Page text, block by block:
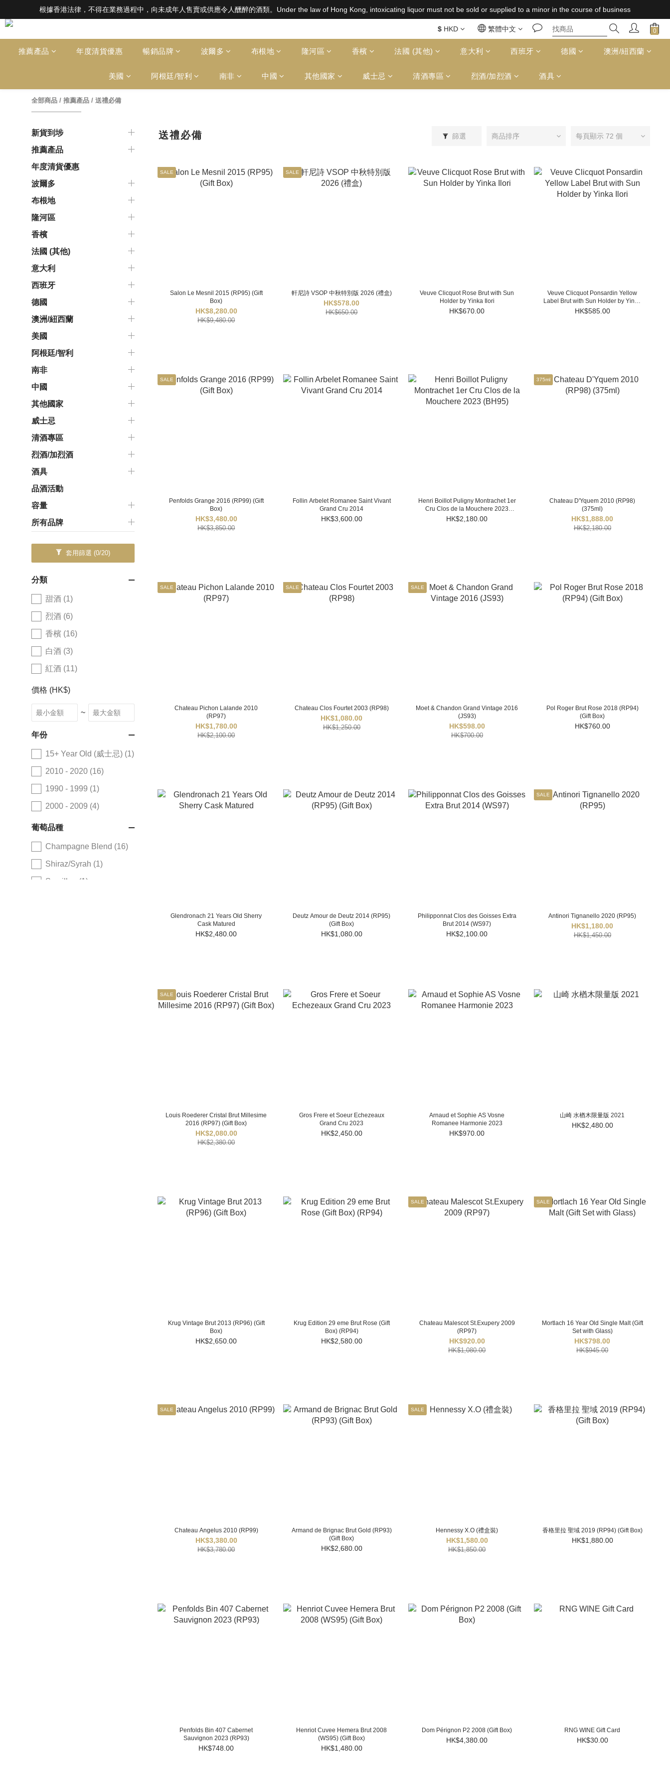
根據香港法律，不得在業務過程中，向未成年人售賣或供應令人醺醉的酒類。Under the law of Hong Kong, intoxicating liquor must not be sold or supplied to a minor in the course of business
根據香港法律，不得在業務過程中，向未成年人售賣或供應令人醺醉的酒類。Under the law of Hong Kong, intoxicating liquor must not be sold or supplied to a minor in the course of business
全店滿HK$1000 免運費（香港）； HK$2500 免運費（澳門）； SGD800 免運費（新加坡）；TWD20,000免運費（台灣）；157,000円免運費（日本）
根據香港法律，不得在業務過程中，向未成年人售賣或供應令人醺醉的酒類。Under the law of Hong Kong, intoxicating liquor must not be sold or supplied to a minor in the course of business
$ HKD 繁體中文
推薦產品 年度清貨優惠 暢銷品牌 波爾多 布根地 隆河區 香檳 法國 (其他) 意大利 西班牙 德國 澳洲/紐西蘭
美國 阿根廷/智利 南非 中國 其他國家 威士忌 清酒專區 烈酒/加烈酒 酒具
全部商品 / 推薦產品 / 送禮必備
新貨到埗
推薦產品
年度清貨優惠
波爾多
布根地
隆河區
香檳
法國 (其他)
意大利
西班牙
德國
澳洲/紐西蘭
美國
阿根廷/智利
南非
中國
其他國家
威士忌
清酒專區
烈酒/加烈酒
酒具
品酒活動
容量
所有品牌
套用篩選 (0/20)
分類
甜酒 (1)
烈酒 (6)
香檳 (16)
白酒 (3)
紅酒 (11)
價格 (HK$)
~
年份
15+ Year Old (威士忌) (1)
2010 - 2020 (16)
1990 - 1999 (1)
2000 - 2009 (4)
葡萄品種
Champagne Blend (16)
Shiraz/Syrah (1)
Semillon (1)
送禮必備 篩選 商品排序 每頁顯示 72 個
SALE
Salon Le Mesnil 2015 (RP95) (Gift
Box)
HK$8,280.00
HK$9,480.00
SALE
軒尼詩 VSOP 中秋特別版 2026 (禮盒)
HK$578.00
HK$650.00
Veuve Clicquot Rose Brut with Sun
Holder by Yinka Ilori
HK$670.00
Veuve Clicquot Ponsardin Yellow
Label Brut with Sun Holder by Yinka
Ilori
HK$585.00
SALE
Penfolds Grange 2016 (RP99) (Gift
Box)
HK$3,480.00
HK$3,850.00
Follin Arbelet Romanee Saint Vivant
Grand Cru 2014
HK$3,600.00
Henri Boillot Puligny Montrachet 1er
Cru Clos de la Mouchere 2023
(BH95)
HK$2,180.00
375ml
Chateau D'Yquem 2010 (RP98)
(375ml)
HK$1,888.00
HK$2,180.00
SALE
Chateau Pichon Lalande 2010
(RP97)
HK$1,780.00
HK$2,100.00
SALE
Chateau Clos Fourtet 2003 (RP98)
HK$1,080.00
HK$1,250.00
SALE
Moet & Chandon Grand Vintage 2016
(JS93)
HK$598.00
HK$700.00
Pol Roger Brut Rose 2018 (RP94)
(Gift Box)
HK$760.00
Glendronach 21 Years Old Sherry
Cask Matured
HK$2,480.00
Deutz Amour de Deutz 2014 (RP95)
(Gift Box)
HK$1,080.00
Philipponnat Clos des Goisses Extra
Brut 2014 (WS97)
HK$2,100.00
SALE
Antinori Tignanello 2020 (RP95)
HK$1,180.00
HK$1,450.00
SALE
Louis Roederer Cristal Brut Millesime
2016 (RP97) (Gift Box)
HK$2,080.00
HK$2,380.00
Gros Frere et Soeur Echezeaux
Grand Cru 2023
HK$2,450.00
Arnaud et Sophie AS Vosne
Romanee Harmonie 2023
HK$970.00
山崎 水楢木限量版 2021
HK$2,480.00
Krug Vintage Brut 2013 (RP96) (Gift
Box)
HK$2,650.00
Krug Edition 29 eme Brut Rose (Gift
Box) (RP94)
HK$2,580.00
SALE
Chateau Malescot St.Exupery 2009
(RP97)
HK$920.00
HK$1,080.00
SALE
Mortlach 16 Year Old Single Malt (Gift
Set with Glass)
HK$798.00
HK$945.00
SALE
Chateau Angelus 2010 (RP99)
HK$3,380.00
HK$3,780.00
Armand de Brignac Brut Gold (RP93)
(Gift Box)
HK$2,680.00
SALE
Hennessy X.O (禮盒裝)
HK$1,580.00
HK$1,850.00
香格里拉 聖域 2019 (RP94) (Gift Box)
HK$1,880.00
Penfolds Bin 407 Cabernet
Sauvignon 2023 (RP93)
HK$748.00
Henriot Cuvee Hemera Brut 2008
(WS95) (Gift Box)
HK$1,480.00
Dom Pérignon P2 2008 (Gift Box)
HK$4,380.00
RNG WINE Gift Card
HK$30.00